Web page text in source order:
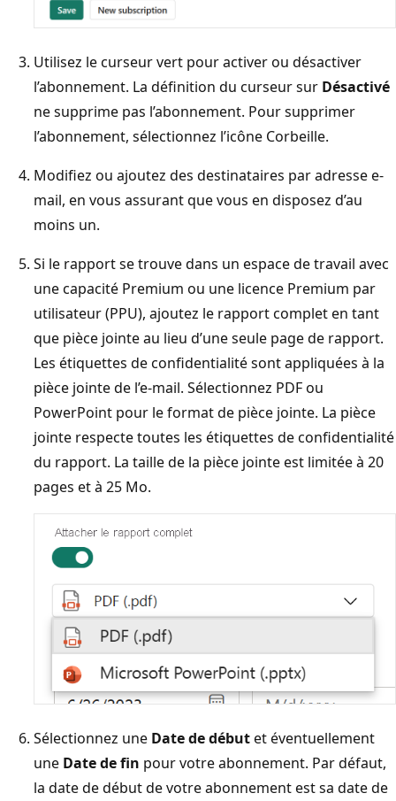
Utilisez le curseur vert pour activer ou désactiver
l’abonnement. La définition du curseur sur Désactivé
ne supprime pas l’abonnement. Pour supprimer
l’abonnement, sélectionnez l’icône Corbeille.
Modifiez ou ajoutez des destinataires par adresse e-
mail, en vous assurant que vous en disposez d’au
moins un.
Si le rapport se trouve dans un espace de travail avec
une capacité Premium ou une licence Premium par
utilisateur (PPU), ajoutez le rapport complet en tant
que pièce jointe au lieu d’une seule page de rapport.
Les étiquettes de confidentialité sont appliquées à la
pièce jointe de l’e-mail. Sélectionnez PDF ou
PowerPoint pour le format de pièce jointe. La pièce
jointe respecte toutes les étiquettes de confidentialité
du rapport. La taille de la pièce jointe est limitée à 20
pages et à 25 Mo.
Sélectionnez une Date de débutet éventuellement
une Date de fin pour votre abonnement. Par défaut,
la date de début de votre abonnement est sa date de